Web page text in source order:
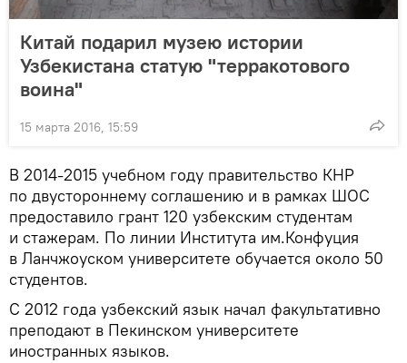
Китай подарил музею истории
Узбекистана статую "терракотового
воина"
15 марта 2016, 15:59
В 2014-2015 учебном году правительство КНР
по двустороннему соглашению и в рамках ШОС
предоставило грант 120 узбекским студентам
и стажерам. По линии Института им.Конфуция
в Ланчжоуском университете обучается около 50
студентов.
С 2012 года узбекский язык начал факультативно
преподают в Пекинском университете
иностранных языков.